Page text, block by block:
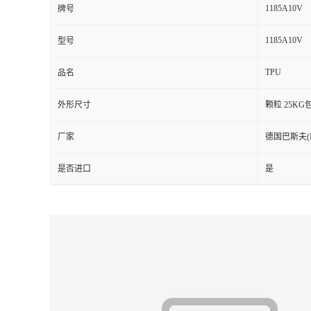
牌号 1185A10V
型号 1185A10V
品名 TPU
外形尺寸 颗粒 25KG
厂家 德国巴斯夫
是否进口 是